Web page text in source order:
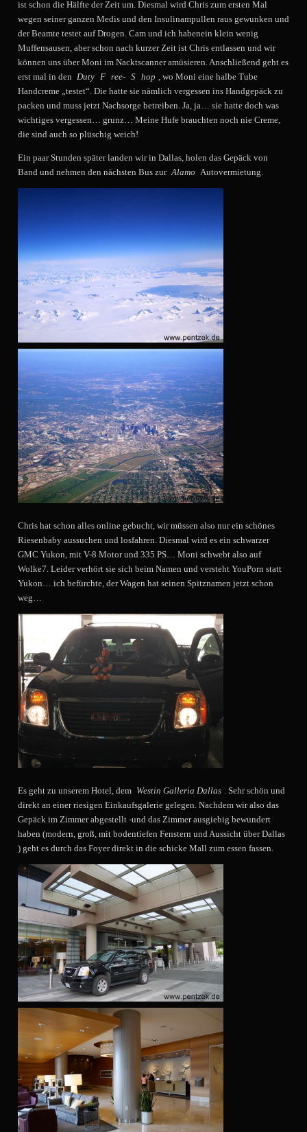
ist schon die Hälfte der Zeit um. Diesmal wird Chris zum ersten Mal
wegen seiner ganzen Medis und den Insulinampullen raus gewunken und
der Beamte testet auf Drogen. Cam und ich habenein klein wenig
Muffensausen, aber schon nach kurzer Zeit ist Chris entlassen und wir
können uns über Moni im Nacktscanner amüsieren. Anschließend geht es
erst mal in den Duty F ree- S hop
, wo Moni eine halbe Tube
Handcreme „testet“. Die hatte sie nämlich vergessen ins Handgepäck zu
packen und muss jetzt Nachsorge betreiben. Ja, ja… sie hatte doch was
wichtiges vergessen… grunz… Meine Hufe brauchten noch nie Creme,
die sind auch so plüschig weich!
Ein paar Stunden später landen wir in Dallas, holen das Gepäck von
Band und nehmen den nächsten Bus zur Alamo Autovermietung.
Chris hat schon alles online gebucht, wir müssen also nur ein schönes
Riesenbaby aussuchen und losfahren. Diesmal wird es ein schwarzer
GMC Yukon, mit V-8 Motor und 335 PS… Moni schwebt also auf
Wolke7. Leider verhört sie sich beim Namen und versteht YouPorn statt
Yukon… ich befürchte, der Wagen hat seinen Spitznamen jetzt schon
weg…
Es geht zu unserem Hotel, dem Westin Galleria Dallas
. Sehr schön und
direkt an einer riesigen Einkaufsgalerie gelegen. Nachdem wir also das
Gepäck im Zimmer abgestellt -und das Zimmer ausgiebig bewundert
haben (modern, groß, mit bodentiefen Fenstern und Aussicht über Dallas
) geht es durch das Foyer direkt in die schicke Mall zum essen fassen.